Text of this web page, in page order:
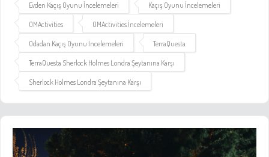
Evden Kaçış Oyunu İncelemeleri Kaçış Oyunu İncelemeleri
OMActivities OMActivities İncelemeleri
Odadan Kaçış Oyunu İncelemeleri TerraQuesta
TerraQuesta Sherlock Holmes Londra Şeytanına Karşı
Sherlock Holmes Londra Şeytanına Karşı